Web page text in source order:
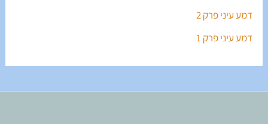
דמע עיני פרק 2
דמע עיני פרק 1